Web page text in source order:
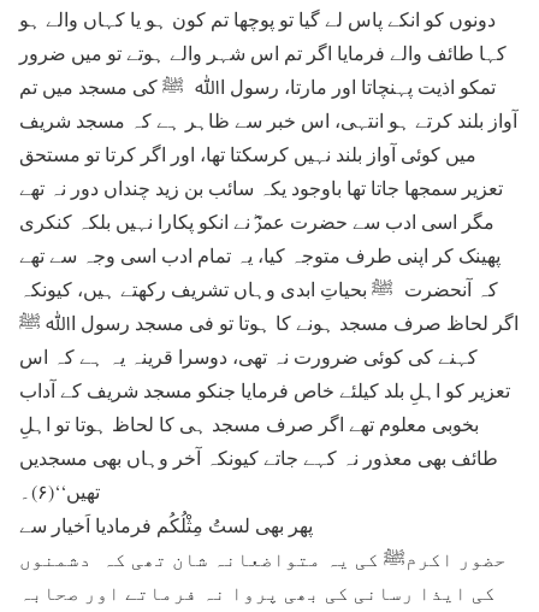
دونوں کو انکے پاس لے گیا تو پوچھا تم کون ہو یا کہاں والے ہو
کہا طائف والے فرمایا اگر تم اس شہر والے ہوتے تو میں ضرور
تمکو اذیت پہنچاتا اور مارتا، رسول اﷲ ﷺ کی مسجد میں تم
آواز بلند کرتے ہو انتہی، اس خبر سے ظاہر ہے کہ مسجد شریف
میں کوئی آواز بلند نہیں کرسکتا تھا، اور اگر کرتا تو مستحق
تعزیر سمجھا جاتا تھا باوجود یکہ سائب بن زید چنداں دور نہ تھے
مگر اسی ادب سے حضرت عمرؓ نے انکو پکارا نہیں بلکہ کنکری
پھینک کر اپنی طرف متوجہ کیا، یہ تمام ادب اسی وجہ سے تھے
کہ آنحضرت ﷺ بحیاتِ ابدی وہاں تشریف رکھتے ہیں، کیونکہ
اگر لحاظ صرف مسجد ہونے کا ہوتا تو فی مسجد رسول اﷲ ﷺ
کہنے کی کوئی ضرورت نہ تھی، دوسرا قرینہ یہ ہے کہ اس
تعزیر کو اہلِ بلد کیلئے خاص فرمایا جنکو مسجد شریف کے آداب
بخوبی معلوم تھے اگر صرف مسجد ہی کا لحاظ ہوتا تو اہلِ
طائف بھی معذور نہ کہے جاتے کیونکہ آخر وہاں بھی مسجدیں
تھیں‘‘(۶)۔
پھر بھی لستُ مِثْلُکُم فرمادیا اَخیار سے
حضور اکرمﷺ کی یہ متواضعانہ شان تھی کہ دشمنوں
کی ایذا رسانی کی بھی پروا نہ فرماتے اور صحابہ